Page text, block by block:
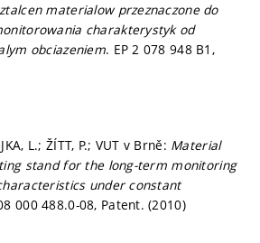
materialow przeznaczone do
charakterystyk od
obciazeniem. EP 2 078 948 B1,
L.; ŽÍTT, P.; VUT v Brně: Material
stand for the long-term monitoring
under constant
000 488.0-08, Patent. (2010)